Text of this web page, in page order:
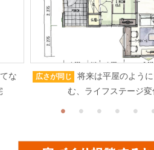
な
広さが同じ
将来は平屋のよう
む、ライフステージ